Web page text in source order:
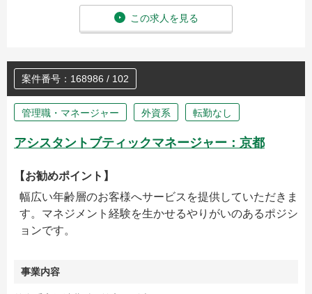
この求人を見る
案件番号：168986 / 102
管理職・マネージャー 外資系 転勤なし
アシスタントブティックマネージャー：京都
【お勧めポイント】
幅広い年齢層のお客様へサービスを提供していただきま
す。マネジメント経験を生かせるやりがいのあるポジシ
ョンです。
事業内容